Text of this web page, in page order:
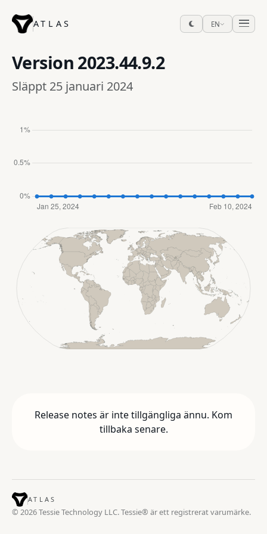
ATLAS EN
Version 2023.44.9.2
Släppt 25 januari 2024
Release notes är inte tillgängliga ännu. Kom
tillbaka senare.
ATLAS
© 2026 Tessie Technology LLC. Tessie® är ett registrerat varumärke.